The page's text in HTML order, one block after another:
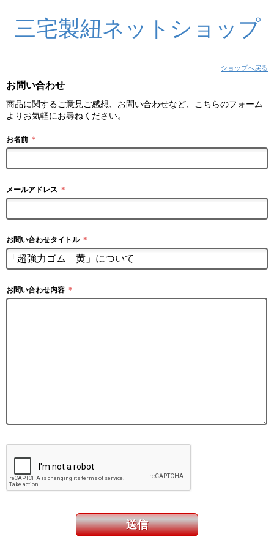
三宅製紐ネットショップ
ショップへ戻る
お問い合わせ
商品に関するご意見ご感想、お問い合わせなど、こちらのフォーム
よりお気軽にお尋ねください。
お名前 ＊
メールアドレス ＊
お問い合わせタイトル ＊
お問い合わせ内容 ＊